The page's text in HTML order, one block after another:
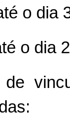
o dia
o dia